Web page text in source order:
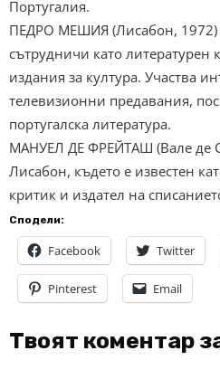
Португалия.
ПЕДРО МЕШИЯ (Лисабон, 1972)
сътрудничи като литературен
издания за култура. Участва
телевизионни предавания,
португалска литература.
МАНУЕЛ ДЕ ФРЕЙТАШ (Вале де
Лисабон, където е известен
критик и издател на
Сподели:
Facebook Twitter
Pinterest Email
Твоят коментар